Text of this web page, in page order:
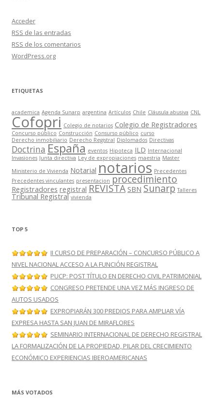
Acceder
RSS de las entradas
RSS de los comentarios
WordPress.org
ETIQUETAS
academica Agenda Sunarp argentina Artículos Chile Cláusula abusiva CNL
Cofopri Colegio de notarios Colegio de Registradores
Concurso público Construcción Consurso público curso
Derecho inmobiliario Derecho Registral Diplomados Directivas
Doctrina España eventos Hipoteca ILD Internacional
Invasiones Junta directiva Ley de expropiaciones maestria Master
Ministerio de Vivienda Notarial notarios Precedentes
Precedentes vinculantes presentacion procedimiento
Registradores registral REVISTA SBN Sunarp Talleres
Tribunal Registral vivienda
TOP 5
II CURSO DE PREPARACIÓN – CONCURSO PÚBLICO A
NIVEL NACIONAL ACCESO A LA FUNCIÓN REGISTRAL
PUCP: POST TÍTULO EN DERECHO CIVIL PATRIMONIAL
CONGRESO PRETENDE UNA VEZ MÁS INGRESO DE
AUTOS USADOS
EXPROPIARÁN 300 PREDIOS PARA AMPLIAR VÍA
EXPRESA HASTA SAN JUAN DE MIRAFLORES
SEMINARIO INTERNACIONAL DE DERECHO REGISTRAL
LA FORMALIZACIÓN DE LA PROPIEDAD, PILAR DEL CRECIMIENTO
ECONÓMICO EXPERIENCIAS IBEROAMERICANAS
MÁS VOTADOS